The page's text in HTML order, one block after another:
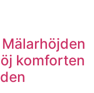
komforten